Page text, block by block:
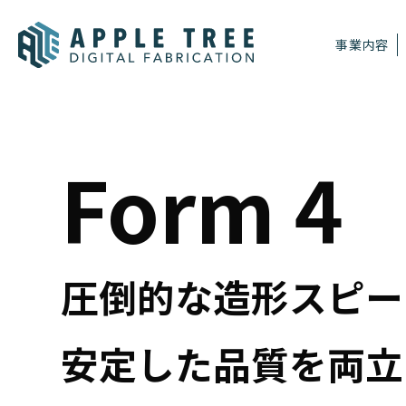
事業内容
Form 4
圧倒的な造形スピ
安定した品質を両